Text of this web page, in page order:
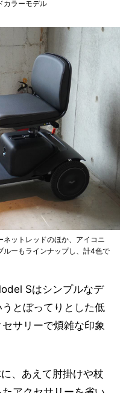
カラーモデル
ットレッドのほか、アイコニ
ルーもラインナップし、計4色で
Sはシンプルなデ
とぼってりとした低
サリーで煩雑な印象
、あえて肘掛けや杖